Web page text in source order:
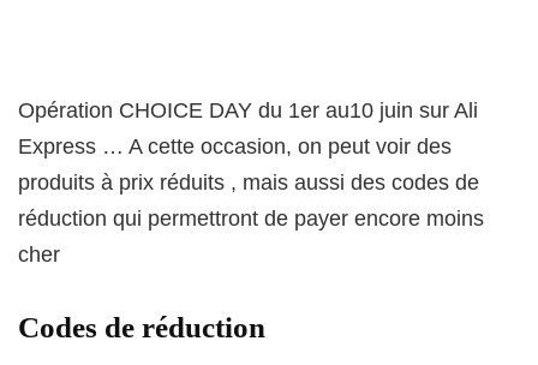
Opération CHOICE DAY du 1er au10 juin sur Ali
Express … A cette occasion, on peut voir des
produits à prix réduits , mais aussi des codes de
réduction qui permettront de payer encore moins
cher
Codes de réduction